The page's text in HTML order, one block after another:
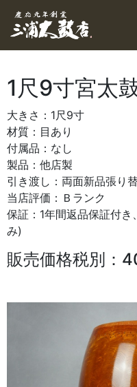
1尺9寸宮太
大きさ：1尺9寸
材質：目あり
付属品：なし
製品：他店製
引き渡し：両面新品張り
当店評価：Ｂランク
保証：1年間返品保証付
み)
販売価格税別：